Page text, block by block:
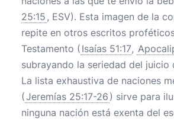
25:15 , ESV). Esta imagen de la
repite en otros escritos
Testamento ( Isaías 51:17,
subrayando la seriedad del juicio
La lista exhaustiva de naciones
(Jeremías 25:17-26 ) sirve para
ninguna nación está exenta del